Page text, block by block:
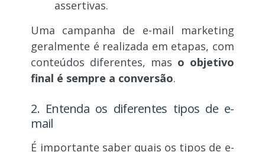
assertivas.
Uma campanha de e-mail marketing
geralmente é realizada em etapas, com
conteúdos diferentes, mas o objetivo
final é sempre a conversão.
2. Entenda os diferentes tipos de e-
mail
É importante saber quais os tipos de e-